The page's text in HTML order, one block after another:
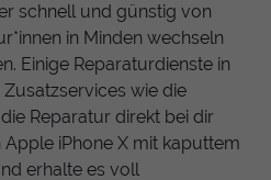
schnell und günstig von
in Minden wechseln
Einige Reparaturdienste in
wie die
Reparatur direkt bei dir
Apple iPhone X mit kaputtem
erhalte es voll